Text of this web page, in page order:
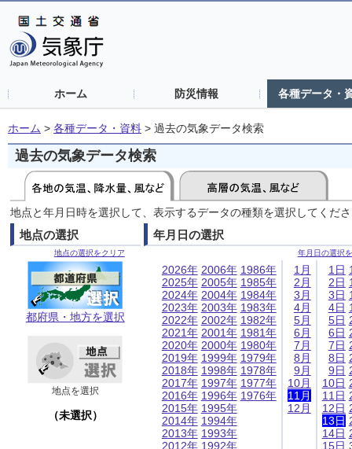
ホーム 防災情報 各種データ・
ホーム > 各種データ・資料 > 過去の気象データ検索
過去の気象データ検索
地点と年月日時を選択して、表示するデータの種類を選択してくだ
地点の選択
地点の選択をクリア
都府県・地方を選択
地点を選択
（未選択）
年月日の選択
年月日の選択
2026年
2025年
2024年
2023年
2022年
2021年
2020年
2019年
2018年
2017年
2016年
2015年
2014年
2013年
2012年
2006年
2005年
2004年
2003年
2002年
2001年
2000年
1999年
1998年
1997年
1996年
1995年
1994年
1993年
1992年
1986年
1985年
1984年
1983年
1982年
1981年
1980年
1979年
1978年
1977年
1976年
1月
2月
3月
4月
5月
6月
7月
8月
9月
10月
11月
12月
1日
2日
3日
4日
5日
6日
7日
8日
9日
10日
11日
12日
13日
14日
15日